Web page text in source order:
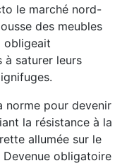
le marché nord-
des meubles
obligeait
à saturer leurs
norme pour devenir
la résistance à la
allumée sur le
obligatoire